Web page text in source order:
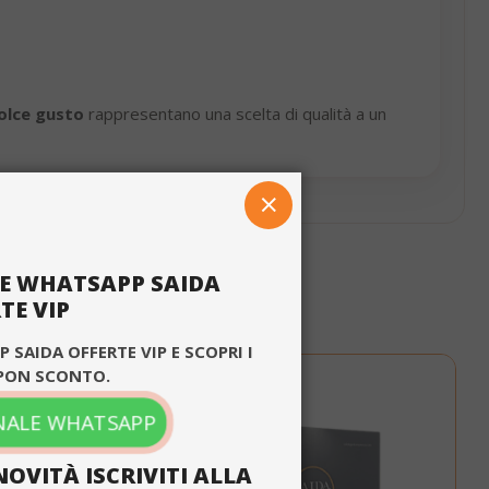
gusto rappresentano una scelta di qualità a un
ITALIAN
ENGLISH
il nostro
puoi rifiutarli in
CHIUDI
WHATSAPP SAIDA
VIP
OFFERTE VIP E SCOPRI I
SCONTO.
WHATSAPP
ISCRIVITI ALLA